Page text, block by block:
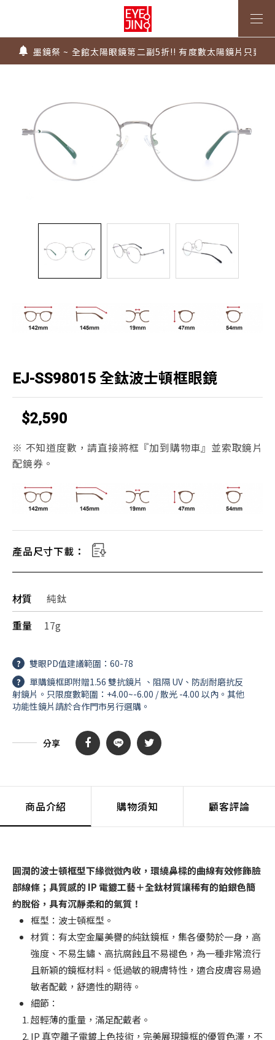
上傳處方，建立度數即贈 $300 優惠券！
不知道度數也能配鏡～愛鏡合作門市全台啟動中
墨鏡祭 ~ 全館太陽眼鏡第二副5折!! 有度數太陽鏡片只要
Super Sale！精選鏡框 6 折起！
不知道度數也能配鏡～愛鏡合作門市全台啟動中
EJ-SS98015 全鈦波士頓框眼鏡
$2,590
※ 不知道度數，請直接將框『加到購物車』並索取鏡片
配鏡券。
產品尺寸下載：
材質
純鈦
重量
17g
?
雙眼PD值建議範圍：60-78
?
單購鏡框即附贈1.56 雙抗鏡片 、阻隔 UV、防刮耐磨抗反
射鏡片。只限度數範圍：+4.00~-6.00 / 散光 -4.00 以內。其他
功能性鏡片請於合作門市另行選購。
分享
商品介紹 購物須知 顧客評論
圓潤的波士頓框型下緣微微內收，環繞鼻樑的曲線有效修飾臉
部線條；具質感的 IP 電鍍工藝＋全鈦材質讓稀有的鉑銀色簡
約脫俗，具有沉靜柔和的氣質！
框型：波士頓框型。
材質：有太空金屬美譽的純鈦鏡框，集各優勢於一身，高
強度、不易生鏽、高抗腐蝕且不易褪色，為一種非常流行
且新穎的鏡框材料。低過敏的親膚特性，適合皮膚容易過
敏者配戴，舒適性的期待。
細節：
超輕薄的重量，滿足配戴者。
IP 真空離子電鍍上色技術，完美展現鏡框的優質色澤，不